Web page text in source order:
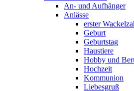
An- und Aufhänger
Anlässe
erster
Geburt
Geburtstag
Haustiere
Hobby und
Hochzeit
Kommunion
Liebesgruß